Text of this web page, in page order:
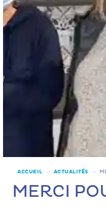
ACCUEIL → ACTUALITÉS →
MERCI